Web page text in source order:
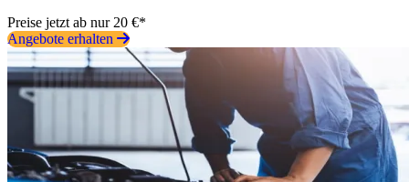
Preise jetzt ab nur 20 €*
Angebote erhalten